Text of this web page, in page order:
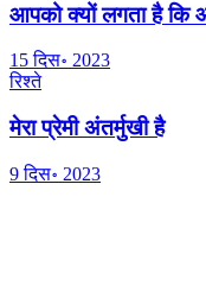
आपको क्यों लगता है कि
15 दिस॰ 2023
रिश्ते
मेरा प्रेमी अंतर्मुखी है
9 दिस॰ 2023